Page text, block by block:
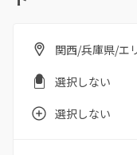
関西/兵庫県/エ
選択しない
選択しない